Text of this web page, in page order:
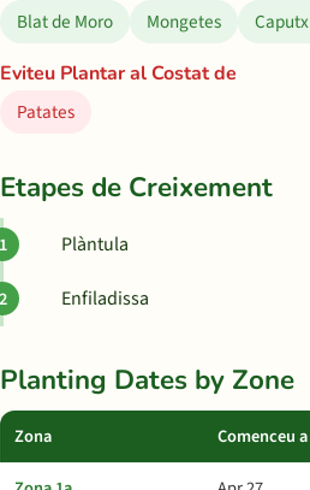
Blat de Moro Mongetes
Eviteu Plantar al Costat de
Patates
Etapes de Creixement
Plàntula
Enfiladissa
Planting Dates by Zone
Zona Comenceu